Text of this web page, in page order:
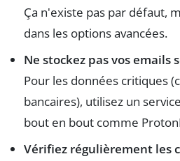
Ça n'existe pas par défaut,
dans les options avancées.
Ne stockez pas vos emails
Pour les données critiques
bancaires), utilisez un
bout en bout comme
Vérifiez régulièrement les